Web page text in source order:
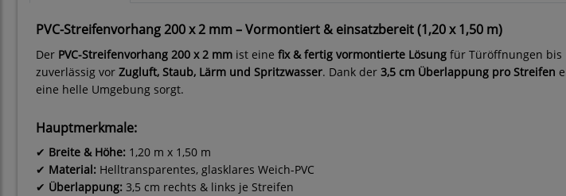
PVC-Streifenvorhang 200 x 2 mm – Vormontiert & einsatzbereit (1,20 x 1,50 m)
Der PVC-Streifenvorhang 200 x 2 mm ist eine fix & fertig vormontierte Lösung für Türöffnungen bis
zuverlässig vor Zugluft, Staub, Lärm und Spritzwasser. Dank der 3,5 cm Überlappung pro Streifen
eine helle Umgebung sorgt.
Hauptmerkmale:
✔ Breite & Höhe: 1,20 m x 1,50 m
✔ Material: Helltransparentes, glasklares Weich-PVC
✔ Überlappung: 3,5 cm rechts & links je Streifen